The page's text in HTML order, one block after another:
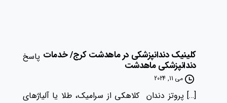
کلینیک دندانپزشکی در ماهدشت کرج/ خدمات
دندانپزشکی ماهدشت
پاسخ
می 11, 2024
[…] پروتز دندان کلاهکی از سرامیک، طلا یا آلیاژهای